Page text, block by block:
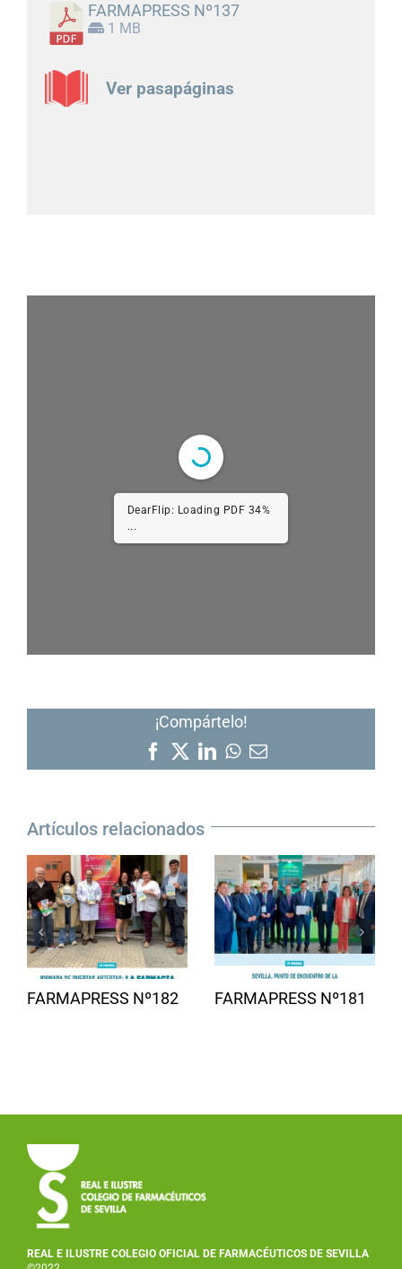
FARMAPRESS Nº137
1 MB
Ver pasapáginas
DearFlip: Loading PDF 67%
...
¡Compártelo!
Facebook
X LinkedIn
WhatsApp
Correo
electrónico
Artículos relacionados
FARMAPRESS Nº182 FARMAPRESS Nº181
REAL E ILUSTRE COLEGIO OFICIAL DE FARMACÉUTICOS DE SEVILLA